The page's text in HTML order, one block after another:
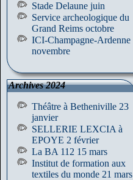
Stade Delaune juin
Service archeologique du
Grand Reims octobre
ICI-Champagne-Ardenne
novembre
Archives 2024
Théâtre à Betheniville 23
janvier
SELLERIE LEXCIA à
EPOYE 2 février
La BA 112 15 mars
Institut de formation aux
textiles du monde 21 mars